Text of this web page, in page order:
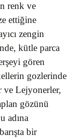
renk ve
ettiğine
zengin
kütle parca
gören
gozlerinde
ve Lejyonerler,
gözünü
adına
bir